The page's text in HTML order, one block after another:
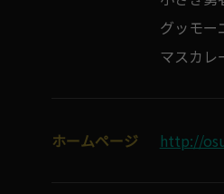
グッモー
マスカレ
ホームページ http://